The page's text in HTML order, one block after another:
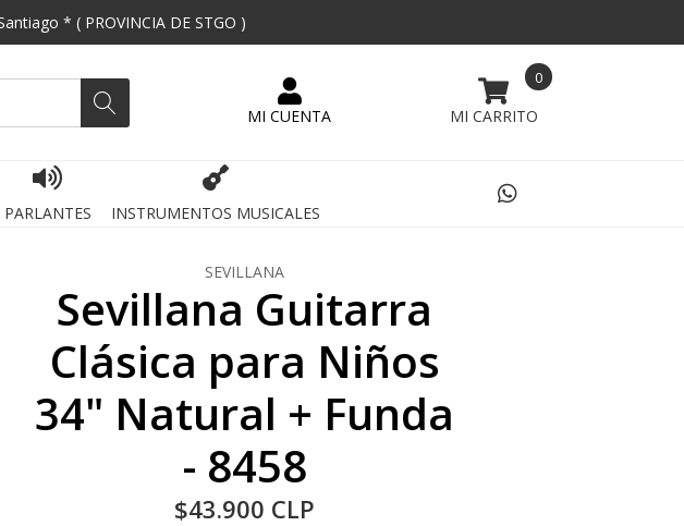
* ( PROVINCIA DE STGO )
0
PARLANTES INSTRUMENTOS MUSICALES
SEVILLANA
Sevillana Guitarra
Clásica para Niños
34" Natural + Funda
- 8458
$43.900 CLP